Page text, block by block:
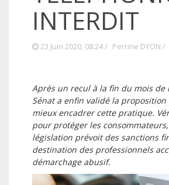
INTERDIT
23 Juin 2020, 08:24 / Perrine DYON /
Après un recul à la fin du mois de
Sénat a enfin validé la
mieux encadrer cette pratique.
pour protéger les
législation prévoit des sanctions
destination des professionnels
démarchage abusif.